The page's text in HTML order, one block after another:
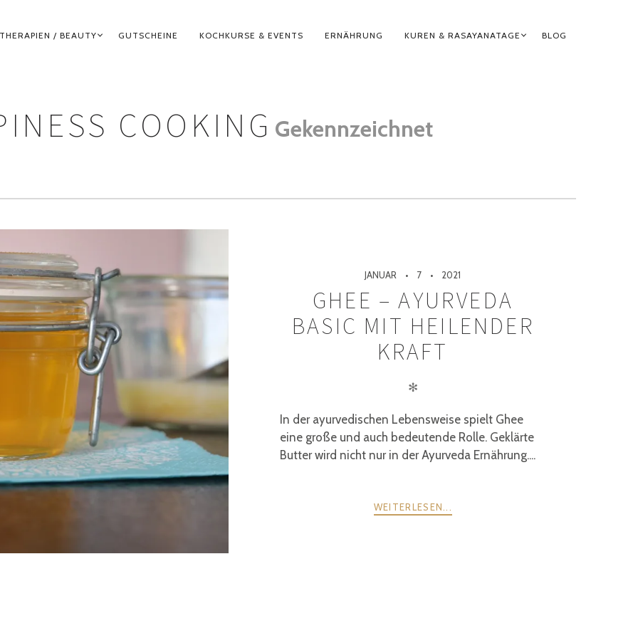
/ BEAUTY GUTSCHEINE KOCHKURSE & EVENTS ERNÄHRUNG KUREN & RASAYANATAGE BLOG
COOKING Gekennzeichnet
JANUAR 7 2021
GHEE – AYURVEDA
BASIC MIT HEILENDER
KRAFT
✻
In der ayurvedischen Lebensweise spielt Ghee
eine große und auch bedeutende Rolle. Geklärte
Butter wird nicht nur in der Ayurveda Ernährung....
WEITERLESEN...